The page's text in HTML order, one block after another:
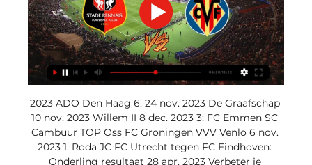
2023 ADO Den Haag 6: 24 nov. 2023 De Graafschap
10 nov. 2023 Willem II 8 dec. 2023 3: FC Emmen SC
Cambuur TOP Oss FC Groningen VVV Venlo 6 nov.
2023 1: Roda JC FC Utrecht tegen FC Eindhoven:
Onderling resultaat 28 apr. 2023 Verbeter je